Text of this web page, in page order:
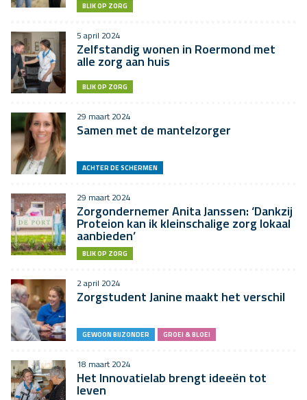
BLIK OP ZORG
5 april 2024
Zelfstandig wonen in Roermond met
alle zorg aan huis
BLIK OP ZORG
29 maart 2024
Samen met de mantelzorger
ACHTER DE SCHERMEN
29 maart 2024
Zorgondernemer Anita Janssen: ‘Dankzij
Proteion kan ik kleinschalige zorg lokaal
aanbieden’
BLIK OP ZORG
2 april 2024
Zorgstudent Janine maakt het verschil
GEWOON BIJZONDER GROEI & BLOEI
18 maart 2024
Het Innovatielab brengt ideeën tot
leven